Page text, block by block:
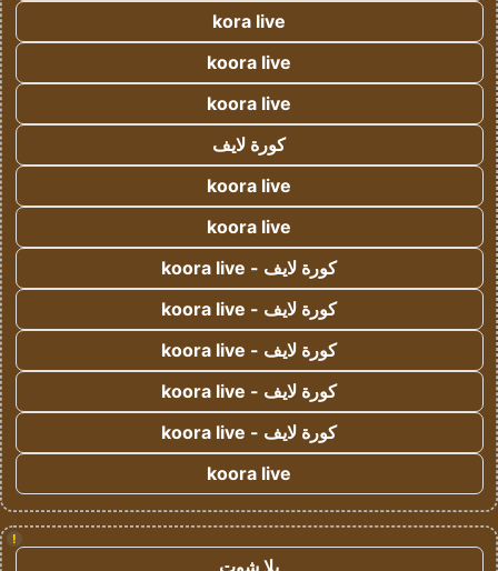
kora live
koora live
koora live
كورة لايف
koora live
koora live
كورة لايف - koora live
كورة لايف - koora live
كورة لايف - koora live
كورة لايف - koora live
كورة لايف - koora live
koora live
!
يلا شوت